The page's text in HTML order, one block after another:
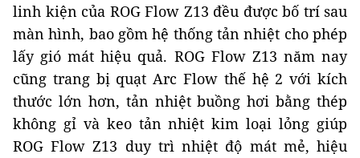
linh kiện của ROG Flow Z13 đều được bố trí sau
màn hình, bao gồm hệ thống tản nhiệt cho phép
lấy gió mát hiệu quả. ROG Flow Z13 năm nay
cũng trang bị quạt Arc Flow thế hệ 2 với kích
thước lớn hơn, tản nhiệt buồng hơi bằng thép
không gỉ và keo tản nhiệt kim loại lỏng giúp
ROG Flow Z13 duy trì nhiệt độ mát mẻ, hiệu